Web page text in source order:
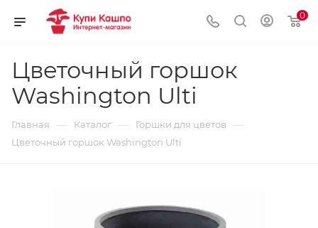
0
Цветочный горшок
Washington Ulti
Главная — Каталог — Горшки для цветов —
Цветочный горшок Washington Ulti